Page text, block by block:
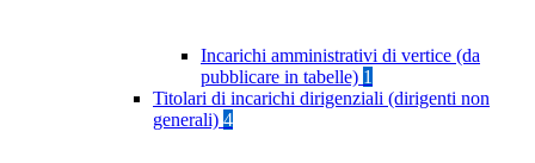
Incarichi amministrativi di vertice (da
pubblicare in tabelle) 1
Titolari di incarichi dirigenziali (dirigenti non
generali) 4